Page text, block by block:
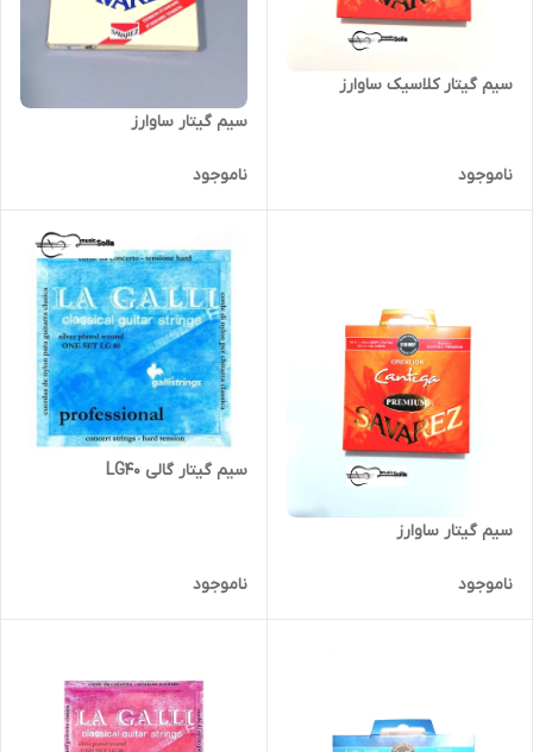
سیم گیتار کلاسیک ساوارز
ناموجود
سیم گیتار ساوارز
ناموجود
سیم گیتار ساوارز
ناموجود
سیم گیتار گالی LG40
ناموجود